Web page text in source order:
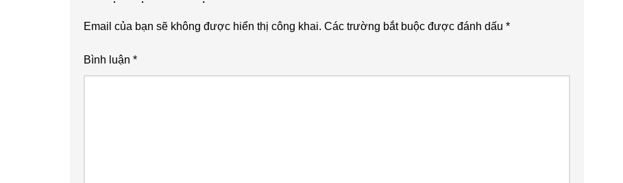
Email của bạn sẽ không được hiển thị công khai. Các trường bắt buộc được đánh dấu *
Bình luận *